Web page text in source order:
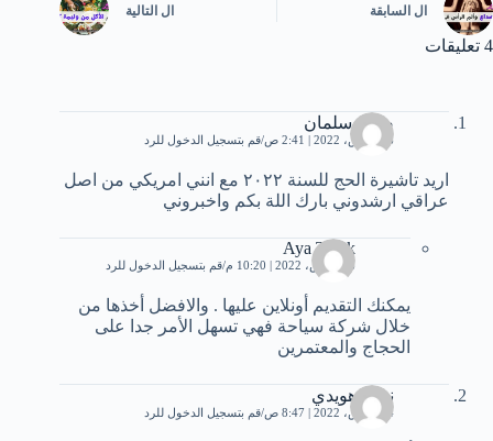
ال السابقة ال التالية
4 تعليقات
ضلاح سلمان
16 مارس، 2022 | 2:41 ص قم بتسجيل الدخول للرد
اريد تاشيرة الحج للسنة ٢٠٢٢ مع انني امريكي من اصل
عراقي ارشدوني بارك اللة بكم واخبروني
Aya Tarek
16 مارس، 2022 | 10:20 م قم بتسجيل الدخول للرد
يمكنك التقديم أونلاين عليها . والافضل أخذها من
خلال شركة سياحة فهي تسهل الأمر جدا على
الحجاج والمعتمرين
نعمة هويدي
24 مارس، 2022 | 8:47 ص قم بتسجيل الدخول للرد